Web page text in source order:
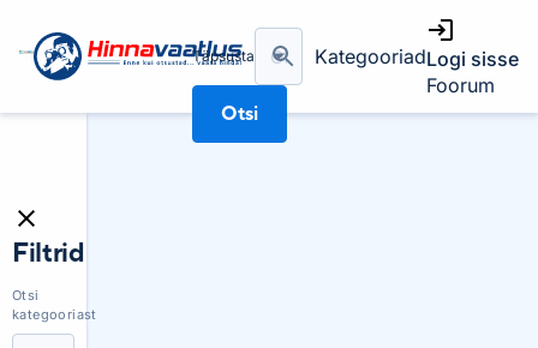
Täpsusta
Otsi
KategooriadLogi sisse
Foorum
Filtrid
Otsi
kategooriast